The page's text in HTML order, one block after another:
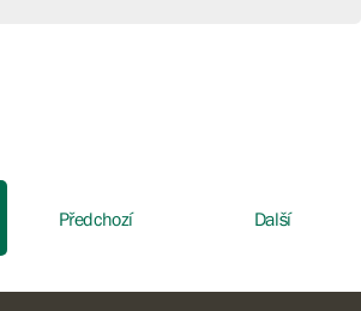
Předchozí Další